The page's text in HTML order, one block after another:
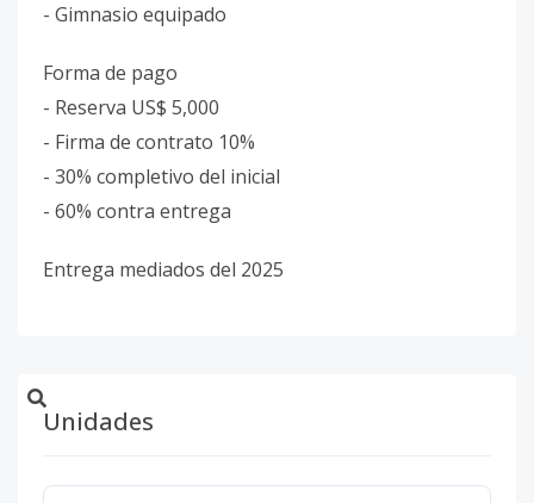
- Gimnasio equipado
Forma de pago
- Reserva US$ 5,000
- Firma de contrato 10%
- 30% completivo del inicial
- 60% contra entrega
Entrega mediados del 2025
Unidades